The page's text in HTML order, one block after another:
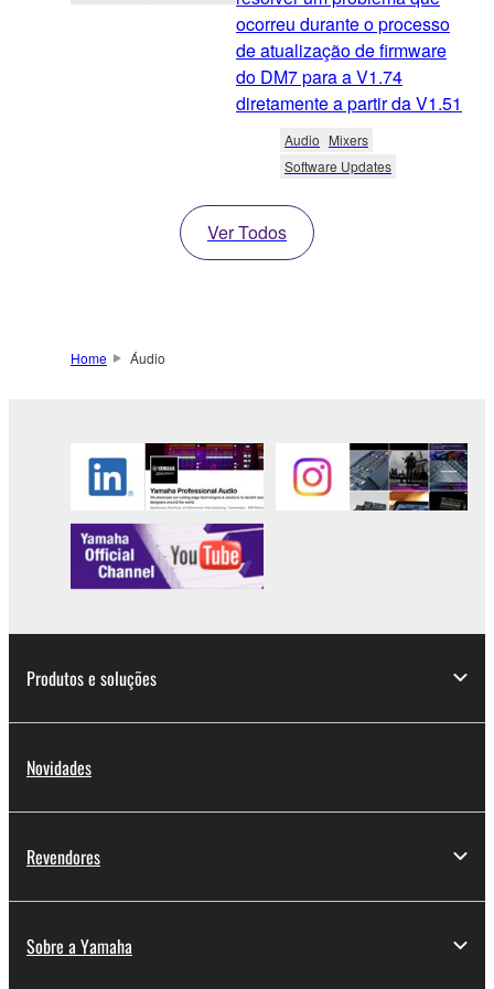
ocorreu durante o processo
de atualização de firmware
do DM7 para a V1.74
diretamente a partir da V1.51
Audio Mixers
Software Updates
Ver Todos
Home Áudio
Produtos e soluções
Novidades
Revendores
Sobre a Yamaha